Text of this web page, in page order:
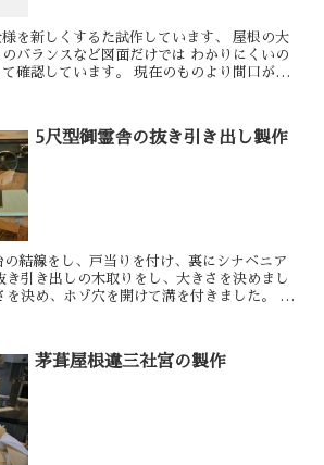
を新しくするた試作しています、 屋根の大
バランスなど図面だけでは わかりにくいの
確認しています。 現在のものより間口が大
5尺型御霊舎の抜き引き出し製作
結線をし、戸当りを付け、裏にシナベニア
き引き出しの木取りをし、大きさを決めまし
を決め、ホゾ穴を開けて溝を付きました。 明
茅葺屋根違三社宮の製作